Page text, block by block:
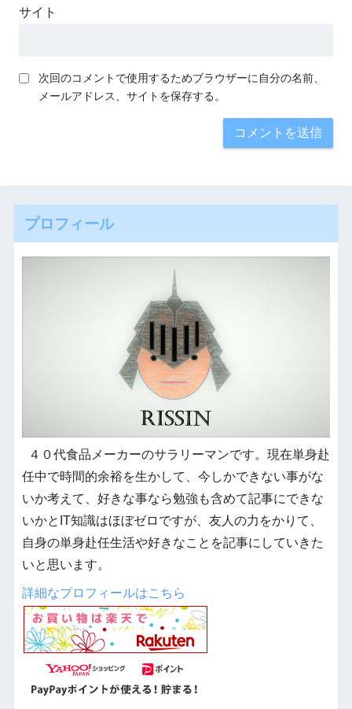
サイト
次回のコメントで使用するためブラウザーに自分の名前、
メールアドレス、サイトを保存する。
プロフィール
４０代食品メーカーのサラリーマンです。現在単身赴
任中で時間的余裕を生かして、今しかできない事がな
いか考えて、好きな事なら勉強も含めて記事にできな
いかとIT知識はほぼゼロですが、友人の力をかりて、
自身の単身赴任生活や好きなことを記事にしていきた
いと思います。
詳細なプロフィールはこちら